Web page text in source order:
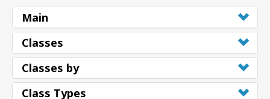
Main
Classes
Classes by
Class Types